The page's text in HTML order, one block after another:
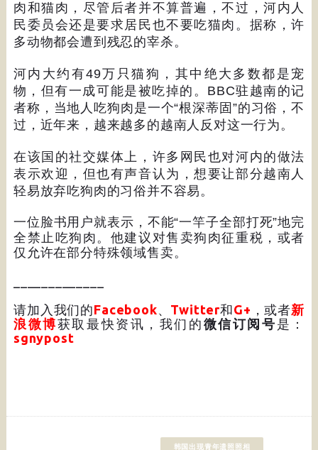
肉和猫肉，尽管后者并不算普遍，不过，河内人
民委员会还是要求居民也不要吃猫肉。据称，许
多动物都会遭到残忍的宰杀。
河内大约有49万只猫狗，其中绝大多数都是宠
物，但有一成可能是被吃掉的。 BBC驻越南的记
者称，当地人吃狗肉是一个“根深蒂固 ”的习俗，不
过，近年来，越来越多的越南人反对这一行为。
在该国的社交媒体上，许多网民也对河内的做法
表示欢迎，但也有声音认为，想要让部分越南人
轻易放弃吃狗肉的习俗并不容易。
一位脸书用户就表示，不能“一竿子全部打死”地完
全禁止吃狗肉。他建议对售卖狗肉征重税，或者
仅允许在部分特殊领域售卖。
请加入我们的Facebook、 Twitter和G+ ，或者新
浪微博获取最快资讯，我们的 微信订阅号 是：
sgnypost
韩国出现青年遗照照相